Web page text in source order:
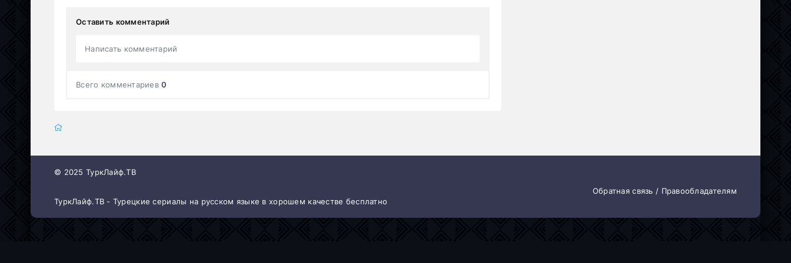
Оставить комментарий
Написать комментарий
Всего комментариев0
© 2025 ТуркЛайф.ТВ
ТуркЛайф.ТВ - Турецкие сериалы на русском языке в хорошем качестве бесплатно
Обратная связь / Правообладателям